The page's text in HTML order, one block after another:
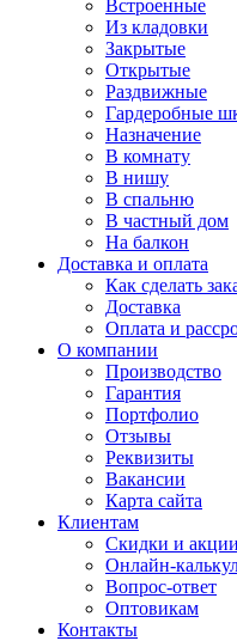
Встроенные
Из кладовки
Закрытые
Открытые
Раздвижные
Гардеробные
Назначение
В комнату
В нишу
В спальню
В частный дом
На балкон
Доставка и оплата
Как сделать
Доставка
Оплата и
О компании
Производство
Гарантия
Портфолио
Отзывы
Реквизиты
Вакансии
Карта сайта
Клиентам
Скидки и акции
Онлайн-
Вопрос-ответ
Оптовикам
Контакты